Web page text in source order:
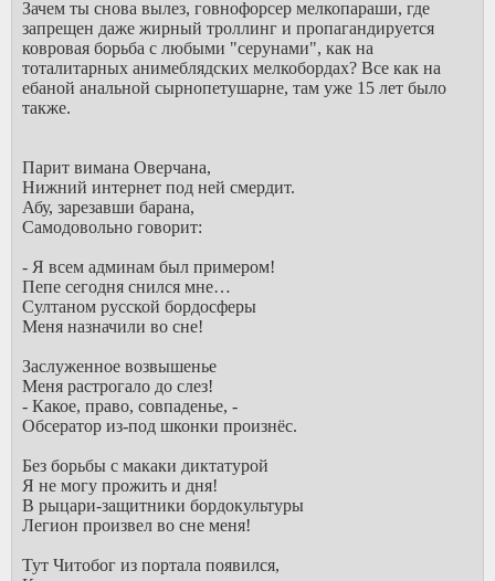
Зачем ты снова вылез, говнофорсер мелкопараши, где
запрещен даже жирный троллинг и пропагандируется
ковровая борьба с любыми "серунами", как на
тоталитарных анимеблядских мелкобордах? Все как на
ебаной анальной сырнопетушарне, там уже 15 лет было
также.
Парит вимана Оверчана,
Нижний интернет под ней смердит.
Абу, зарезавши барана,
Самодовольно говорит:
- Я всем админам был примером!
Пепе сегодня снился мне…
Султаном русской бордосферы
Меня назначили во сне!
Заслуженное возвышенье
Меня растрогало до слез!
- Какое, право, совпаденье, -
Обсератор из-под шконки произнёс.
Без борьбы с макаки диктатурой
Я не могу прожить и дня!
В рыцари-защитники бордокультуры
Легион произвел во сне меня!
Тут Читобог из портала появился,